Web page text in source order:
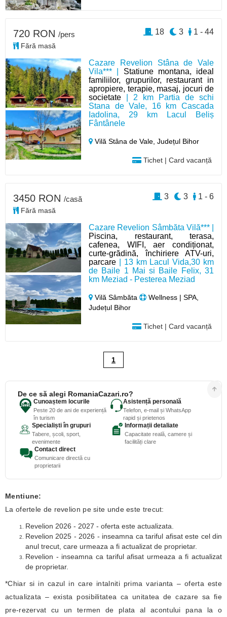
Cazare Revelion Stâna de Vale
Vila*** | Statiune montana, ideal
familiilor, grupurilor, restaurant in
apropiere, terapie, masaj, jocuri de
societate | 2 km Partia de schi
Stana de Vale, 16 km Cascada
Iadolina, 29 km Lacul Beliș
Fântânele
Vilă Stâna de Vale,Județul Bihor
Tichet | Card vacanță
720 RON /pers
Fără masă
1 - 44
3
18
Cazare Revelion Sâmbăta Vilă*** |
Piscina, restaurant, terasa,
cafenea, WIFI, aer condiționat,
curte-grădină, închiriere ATV-uri,
parcare | 13 km Lacul Vida,30 km
de Baile 1 Mai si Baile Felix, 31
km Meziad - Pesterea Meziad
Vilă Sâmbăta
Wellness | SPA,
Județul Bihor
Tichet | Card vacanță
3450 RON /casă
Fără masă
1 - 6
3
3
1
De ce să alegi RomaniaCazari.ro?
Cunoaștem locurile
Peste 20 de ani de experiență
în turism
Asistență personală
Telefon, e-mail și WhatsApp
rapid și prietenos
Specialiști în grupuri
Tabere, școli, sport,
evenimente
Informații detaliate
Capacitate reală, camere și
facilități clare
Contact direct
Comunicare directă cu
proprietarii
Mentiune:
La ofertele de revelion pe site unde este trecut:
Revelion 2026 - 2027 - oferta este actualizata.
Revelion 2025 - 2026 - inseamna ca tariful afisat este cel din
anul trecut, care urmeaza a fi actualizat de proprietar.
Revelion - inseamna ca tariful afisat urmeaza a fi actualizat
de proprietar.
*Chiar si in cazul in care intalniti prima varianta – oferta este
actualizata – exista posibilitatea ca unitatea de cazare sa fie
pre-rezervat cu un termen de plata al acontului pana la o